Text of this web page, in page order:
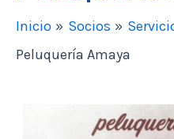
Inicio Socios
Peluquería Amaya